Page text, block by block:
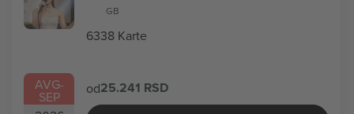
AVG-
SEP
GB
6338 Karte
od25.241 RSD